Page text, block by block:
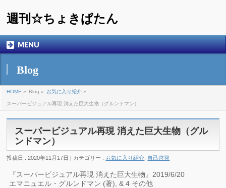
週刊☆ちょきぱたん
MENU
Blog
HOME » Blog » お気に入り紹介 »
スーパービジュアル再現 消えた巨大生物（グルンドマン）
スーパービジュアル再現 消えた巨大生物（グル
ンドマン）
投稿日 : 2020年11月17日 | カテゴリー : お気に入り紹介 自己啓発
『スーパービジュアル再現 消えた巨大生物』2019/6/20
エマニュエル・グルンドマン (著), & 4 その他